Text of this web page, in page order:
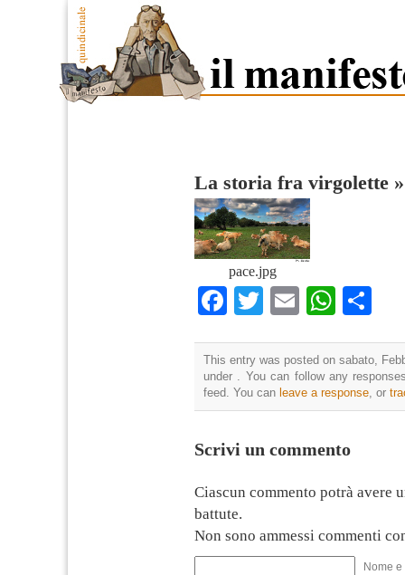
La storia fra virgolette
pace.jpg
Facebook
TwitterEmail
This entry was posted on sabato,
under . You can follow any
feed. You can leave a response , or
Scrivi un commento
Ciascun commento potrà avere
battute.
Non sono ammessi commenti
Nome